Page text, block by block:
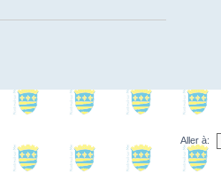
Aller à: